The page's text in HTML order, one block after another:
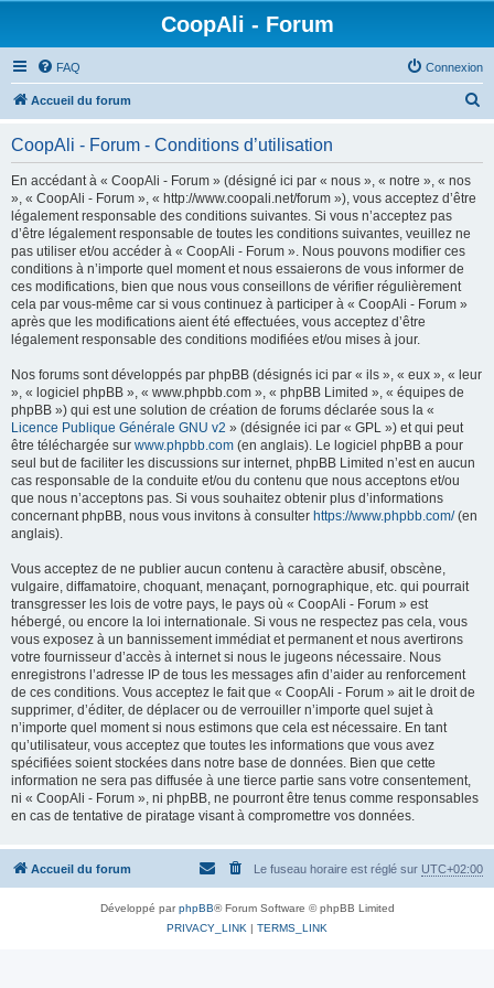
CoopAli - Forum
FAQ Connexion
Accueil du forum
CoopAli - Forum - Conditions d’utilisation
En accédant à « CoopAli - Forum » (désigné ici par « nous », « notre », « nos
», « CoopAli - Forum », « http://www.coopali.net/forum »), vous acceptez d’être
légalement responsable des conditions suivantes. Si vous n’acceptez pas
d’être légalement responsable de toutes les conditions suivantes, veuillez ne
pas utiliser et/ou accéder à « CoopAli - Forum ». Nous pouvons modifier ces
conditions à n’importe quel moment et nous essaierons de vous informer de
ces modifications, bien que nous vous conseillons de vérifier régulièrement
cela par vous-même car si vous continuez à participer à « CoopAli - Forum »
après que les modifications aient été effectuées, vous acceptez d’être
légalement responsable des conditions modifiées et/ou mises à jour.
Nos forums sont développés par phpBB (désignés ici par « ils », « eux », « leur
», « logiciel phpBB », « www.phpbb.com », « phpBB Limited », « équipes de
phpBB ») qui est une solution de création de forums déclarée sous la «
Licence Publique Générale GNU v2 » (désignée ici par « GPL ») et qui peut
être téléchargée sur www.phpbb.com (en anglais). Le logiciel phpBB a pour
seul but de faciliter les discussions sur internet, phpBB Limited n’est en aucun
cas responsable de la conduite et/ou du contenu que nous acceptons et/ou
que nous n’acceptons pas. Si vous souhaitez obtenir plus d’informations
concernant phpBB, nous vous invitons à consulter https://www.phpbb.com/(en
anglais).
Vous acceptez de ne publier aucun contenu à caractère abusif, obscène,
vulgaire, diffamatoire, choquant, menaçant, pornographique, etc. qui pourrait
transgresser les lois de votre pays, le pays où « CoopAli - Forum » est
hébergé, ou encore la loi internationale. Si vous ne respectez pas cela, vous
vous exposez à un bannissement immédiat et permanent et nous avertirons
votre fournisseur d’accès à internet si nous le jugeons nécessaire. Nous
enregistrons l’adresse IP de tous les messages afin d’aider au renforcement
de ces conditions. Vous acceptez le fait que « CoopAli - Forum » ait le droit de
supprimer, d’éditer, de déplacer ou de verrouiller n’importe quel sujet à
n’importe quel moment si nous estimons que cela est nécessaire. En tant
qu’utilisateur, vous acceptez que toutes les informations que vous avez
spécifiées soient stockées dans notre base de données. Bien que cette
information ne sera pas diffusée à une tierce partie sans votre consentement,
ni « CoopAli - Forum », ni phpBB, ne pourront être tenus comme responsables
en cas de tentative de piratage visant à compromettre vos données.
Accueil du forum Le fuseau horaire est réglé sur UTC+02:00
Développé parphpBB® Forum Software © phpBB Limited
PRIVACY_LINK | TERMS_LINK